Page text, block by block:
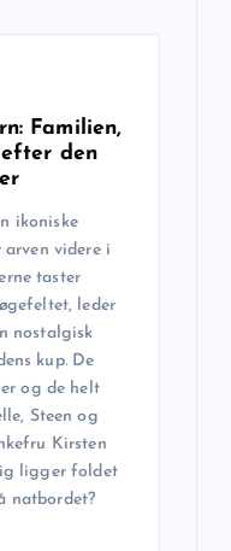
Familien,
den
ikoniske
arven videre i
taster
leder
nostalgisk
kup. De
og de helt
Steen og
Kirsten
ligger foldet
natbordet?